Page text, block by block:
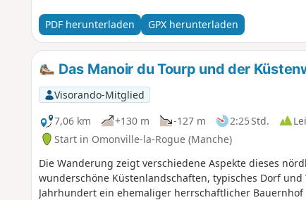
Wanderung, die in Erinnerung bleibt!
PDF herunterladen GPX herunterladen
Das Manoir du Tourp und der
Visorando-Mitglied
7,06 km
+130 m -127 m 2:25 Std.
Start in Omonville-la-Rogue (Manche)
Die Wanderung zeigt verschiedene Aspekte dieses
wunderschöne Küstenlandschaften, typisches Dorf
Jahrhundert ein ehemaliger herrschaftlicher Bauernhof